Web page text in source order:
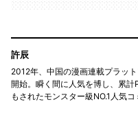
許辰
2012年、中国の漫画連載プラッ
開始。瞬く間に人気を博し、累
もされたモンスター級NO.1人気